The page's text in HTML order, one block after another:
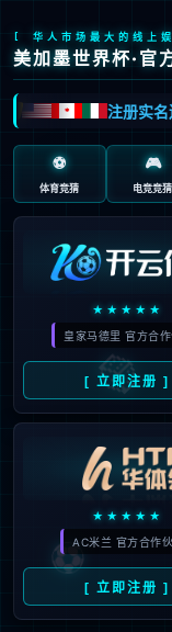
页面错误
V5.0.9 { 十年磨一剑-